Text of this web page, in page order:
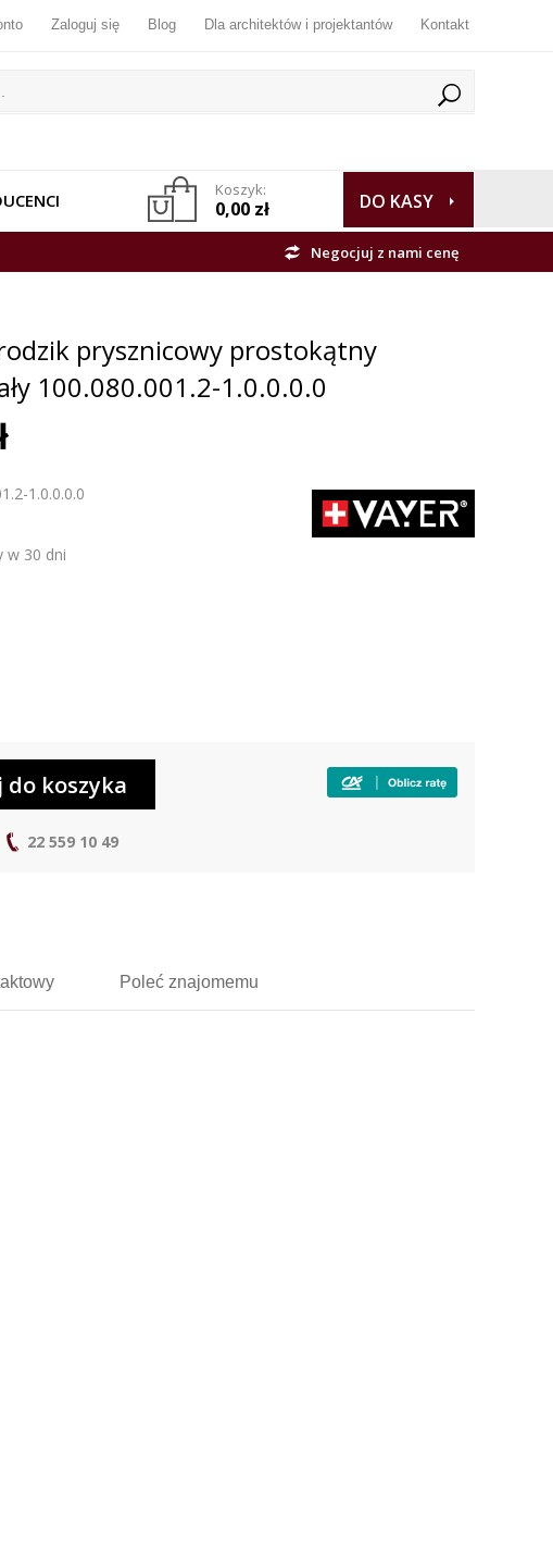
Zaloguj się Blog Dla architektów i projektantów Kontakt
Koszyk:
0,00 zł DO KASY
Negocjuj z nami cenę
prysznicowy prostokątny
100.080.001.2-1.0.0.0.0
1.0.0.0.0
w 30 dni
22 559 10 49
Poleć znajomemu